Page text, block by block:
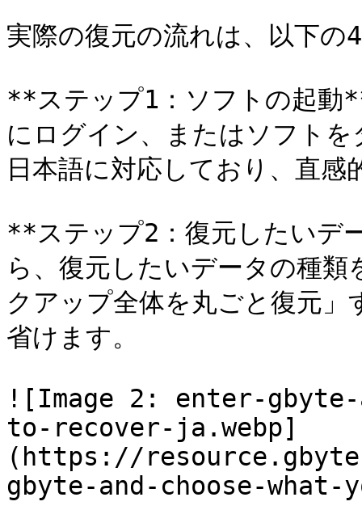
実際の復元の流れは、以下の
**ステップ1：ソフトの起動
にログイン、またはソフト
日本語に対応しており、直感
**ステップ2：復元したいデ
ら、復元したいデータの種
クアップ全体を丸ごと復元
省けます。
![Image 2: enter-gbyte-
to-recover-ja.webp]
(https://
gbyte-and-choose-